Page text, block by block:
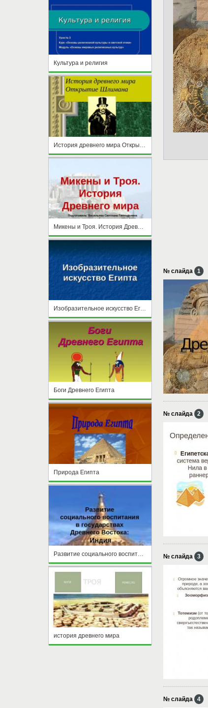
Культура и религия
Микены и Троя. История Древнего мира
Изобразительное искусство Египта
Боги Древнего Египта
Природа Египта
Развитие социального воспитания в гос. Древнего Востока
история древнего мира
№ слайда 1
№ слайда 2
№ слайда 3
№ слайда 4